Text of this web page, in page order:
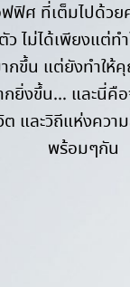
ฟิศ ที่เต็มไปด้วย
ว ไม่ได้เพียงแต่ท
กขึ้น แต่ยังทำให้
กยิ่งขึ้น… และนี่คื
และวิถีแห่งควา
พร้อมๆกัน